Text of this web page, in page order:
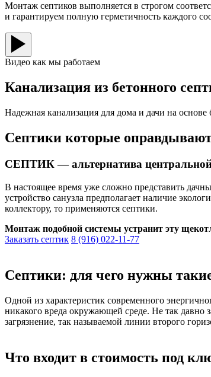
Монтаж септиков выполняется в строгом
и гарантируем полную герметичность каждого
Видео как мы работаем
Канализация из бетонного
Надежная канализация для дома и дачи на
Септики которые
СЕПТИК — альтернатива
В настоящее время уже сложно представить
устройство санузла предполагает наличие
коллектору, то применяются септики.
Монтаж подобной системы устранит эту
Заказать септик 8 (916) 022-11-77
Септики: для чего нужны
Одной из характеристик современного
никакого вреда окружающей среде. Не так давно
загрязнение, так называемой линии второго
Что входит в стоимость под